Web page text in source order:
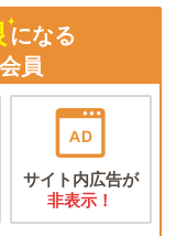
になる
員
サイト内広告が
非表示！